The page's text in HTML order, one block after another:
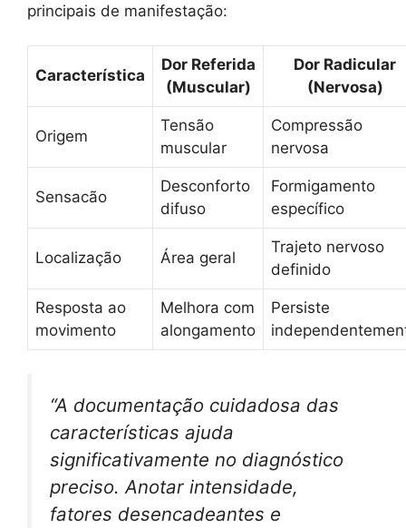
principais de manifestação:
Característica
Dor Referida
(Muscular)
Dor Radicular
(Nervosa)
Origem
Tensão
muscular
Compressão
nervosa
Sensacão
Desconforto
difuso
Formigamento
específico
Localização Área geral
Trajeto nervoso
definido
Resposta ao
movimento
Melhora com
alongamento
Persiste
“A documentação cuidadosa das
características ajuda
significativamente no diagnóstico
preciso. Anotar intensidade,
fatores desencadeantes e